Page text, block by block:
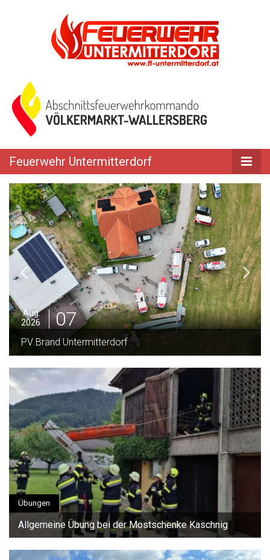
Feuerwehr Untermitterdorf
Juli
2026
10
Rüsthaus Segnung & 100 jähriges Jubiläum
Übungen
Allgemeine Übung bei der Mostschenke Kaschnig